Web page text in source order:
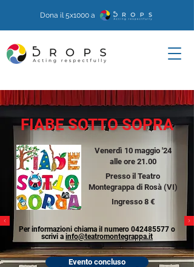
Dona il 5x1000 a
FIABE SOTTO SOPRA
Venerdì 10 maggio '24
alle ore 21.00
Presso il Teatro
Montegrappa di Rosà (VI)
Ingresso 8 €
Per informazioni chiama il numero 042485577 o
scrivi a info@teatromontegrappa.it
Evento concluso